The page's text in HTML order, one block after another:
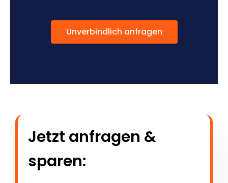
Unverbindlich anfragen
Jetzt anfragen &
sparen: